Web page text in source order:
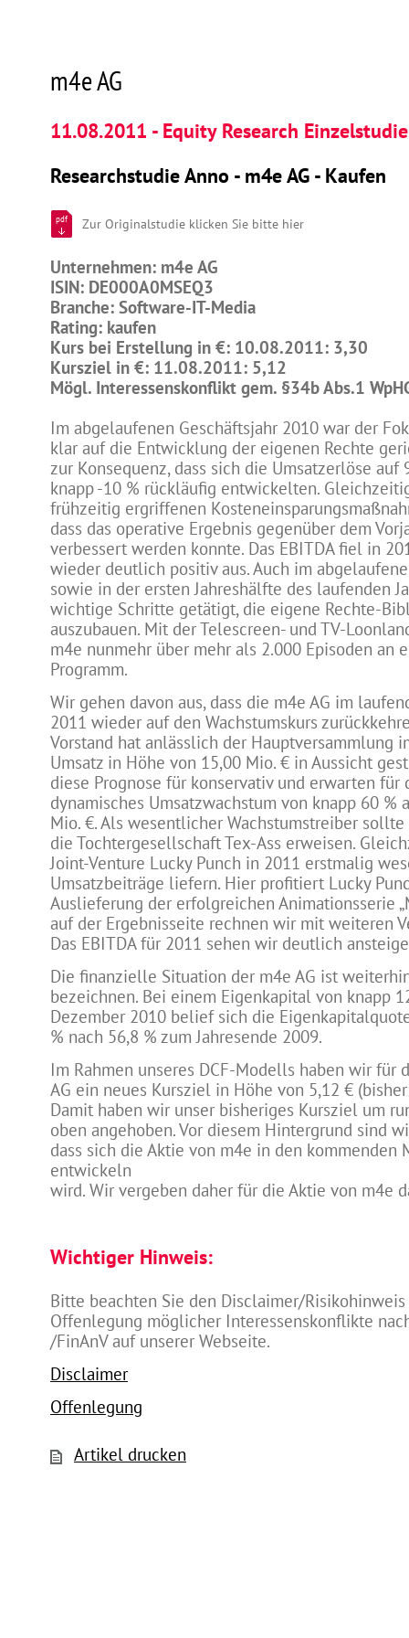
m4e AG
11.08.2011 - Equity Research
Researchstudie Anno - m4e AG - Kaufen
pdf Zur Originalstudie klicken Sie bitte hier
Unternehmen: m4e AG
ISIN: DE000A0MSEQ3
Branche: Software-IT-Media
Rating: kaufen
Kurs bei Erstellung in €: 10.08.2011: 3,30
Kursziel in €: 11.08.2011: 5,12
Mögl. Interessenskonflikt gem. §34b Abs.1
Im abgelaufenen Geschäftsjahr 2010 war der
klar auf die Entwicklung der eigenen Rechte
zur Konsequenz, dass sich die Umsatzerlöse auf
knapp -10 % rückläufig entwickelten.
frühzeitig ergriffenen
dass das operative Ergebnis gegenüber dem
verbessert werden konnte. Das EBITDA fiel in
wieder deutlich positiv aus. Auch im
sowie in der ersten Jahreshälfte des laufenden
wichtige Schritte getätigt, die eigene Rechte-
auszubauen. Mit der Telescreen- und TV-
m4e nunmehr über mehr als 2.000 Episoden an
Programm.
Wir gehen davon aus, dass die m4e AG im
2011 wieder auf den Wachstumskurs
Vorstand hat anlässlich der Hauptversammlung
Umsatz in Höhe von 15,00 Mio. € in Aussicht
diese Prognose für konservativ und erwarten für
dynamisches Umsatzwachstum von knapp 60 %
Mio. €. Als wesentlicher Wachstumstreiber
die Tochtergesellschaft Tex-Ass erweisen.
Joint-Venture Lucky Punch in 2011 erstmalig
Umsatzbeiträge liefern. Hier profitiert Lucky
Auslieferung der erfolgreichen Animationsserie
auf der Ergebnisseite rechnen wir mit weiteren
Das EBITDA für 2011 sehen wir deutlich
Die finanzielle Situation der m4e AG ist
bezeichnen. Bei einem Eigenkapital von knapp
Dezember 2010 belief sich die
% nach 56,8 % zum Jahresende 2009.
Im Rahmen unseres DCF-Modells haben wir für
AG ein neues Kursziel in Höhe von 5,12 €
Damit haben wir unser bisheriges Kursziel um
oben angehoben. Vor diesem Hintergrund sind
dass sich die Aktie von m4e in den kommenden
entwickeln
wird. Wir vergeben daher für die Aktie von m4e
Wichtiger Hinweis:
Bitte beachten Sie den Disclaimer/
Offenlegung möglicher Interessenskonflikte
/FinAnV auf unserer Webseite.
Disclaimer
Offenlegung
Artikel drucken